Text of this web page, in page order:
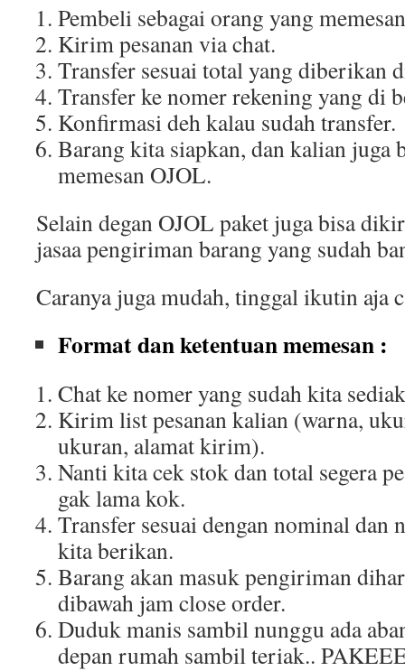
Pembeli sebagai orang yang
Kirim pesanan via chat.
Transfer sesuai total yang diberikan
Transfer ke nomer rekening yang di
Konfirmasi deh kalau sudah transfer.
Barang kita siapkan, dan kalian juga
memesan OJOL.
Selain degan OJOL paket juga bisa
jasaa pengiriman barang yang sudah
Caranya juga mudah, tinggal ikutin aja
Format dan ketentuan memesan :
Chat ke nomer yang sudah kita
Kirim list pesanan kalian (warna,
ukuran, alamat kirim).
Nanti kita cek stok dan total segera
gak lama kok.
Transfer sesuai dengan nominal dan
kita berikan.
Barang akan masuk pengiriman
dibawah jam close order.
Duduk manis sambil nunggu ada
depan rumah sambil teriak..